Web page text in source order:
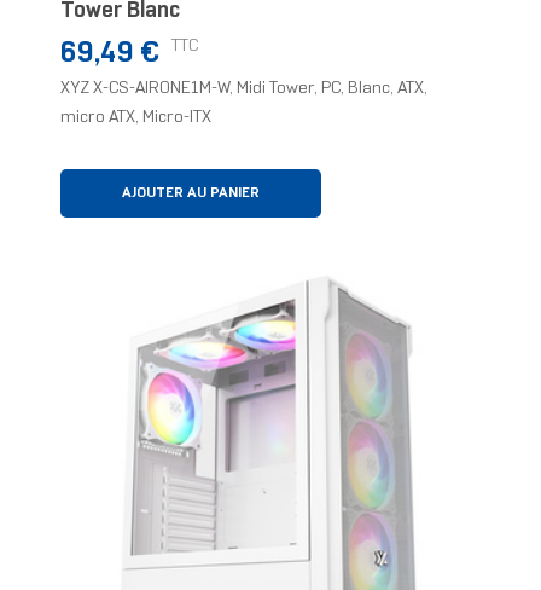
Tower Blanc
Prix
69,49 € TTC
XYZ X-CS-AIRONE1M-W, Midi Tower, PC, Blanc, ATX,
micro ATX, Micro-ITX
AJOUTER AU PANIER